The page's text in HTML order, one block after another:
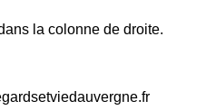
la colonne de droite.